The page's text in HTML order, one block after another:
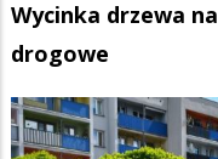
Wycinka drzewa
drogowe